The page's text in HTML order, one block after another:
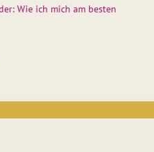
Wie ich mich am besten